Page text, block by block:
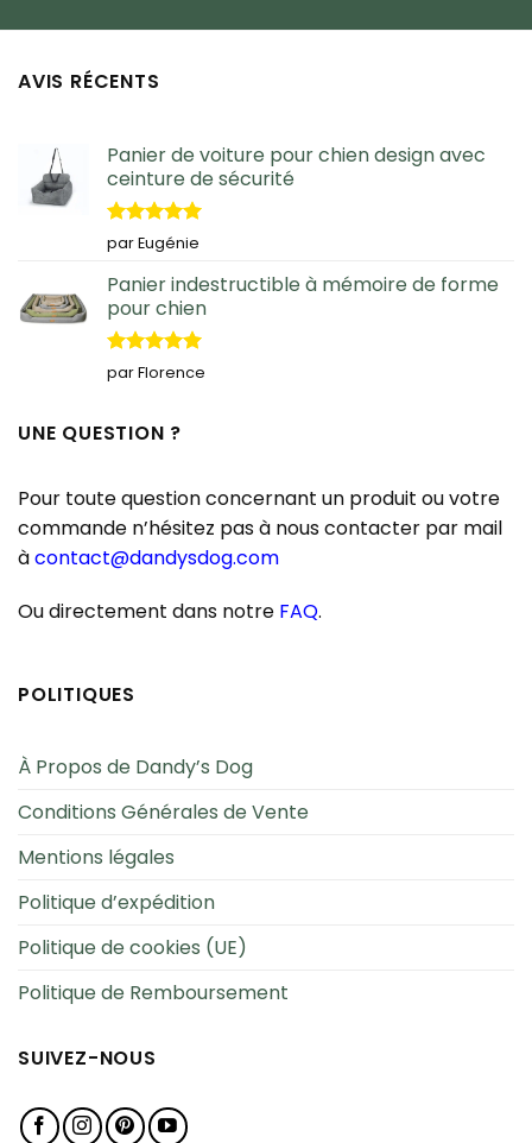
AVIS RÉCENTS
Panier de voiture pour chien design avec
ceinture de sécurité
Note5sur
5
par Eugénie
Panier indestructible à mémoire de forme
pour chien
Note5sur
5
par Florence
UNE QUESTION ?
Pour toute question concernant un produit ou votre
commande n’hésitez pas à nous contacter par mail
àcontact@dandysdog.com
Ou directement dans notre FAQ.
POLITIQUES
À Propos de Dandy’s Dog
Conditions Générales de Vente
Mentions légales
Politique d’expédition
Politique de cookies (UE)
Politique de Remboursement
SUIVEZ-NOUS